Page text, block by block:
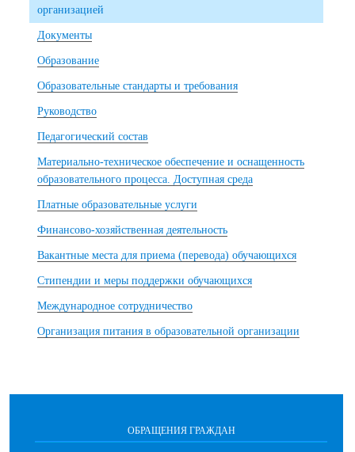
организацией
Документы
Образование
Образовательные стандарты и требования
Руководство
Педагогический состав
Материально-техническое обеспечение и оснащенность
образовательного процесса. Доступная среда
Платные образовательные услуги
Финансово-хозяйственная деятельность
Вакантные места для приема (перевода) обучающихся
Стипендии и меры поддержки обучающихся
Международное сотрудничество
Организация питания в образовательной организации
ОБРАЩЕНИЯ ГРАЖДАН